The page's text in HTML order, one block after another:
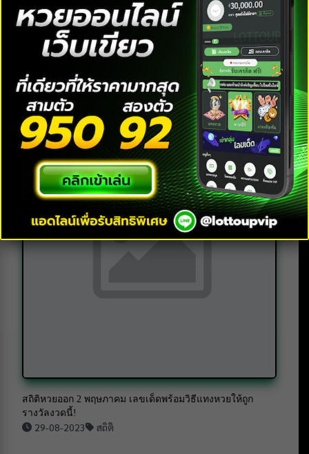
สถิติหวยออก 16 เมษายน เลขใดออกซ้ำเช็กที่นี่ พร้อมเลขเด็ดที่
ห้ามพลาด!
29-08-2023 ข่าวทั่วไป,สถิติ
สถิติหวยออก 2 พฤษภาคม เลขเด็ดพร้อมวิธีแทงหวยให้ถูก
รางวัลงวดนี้!
29-08-2023 สถิติ